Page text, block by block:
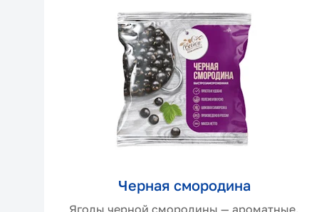
Черная смородина
Ягоды черной смородины — ароматные,